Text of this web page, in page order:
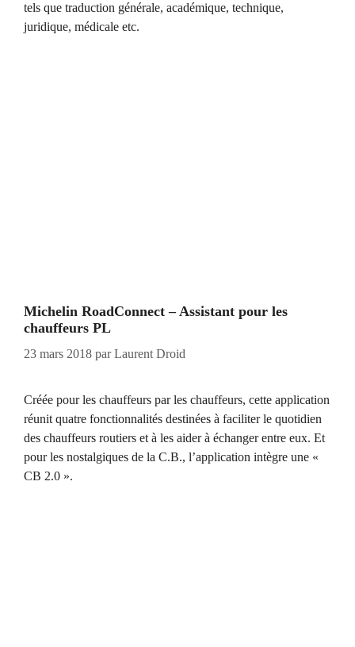
tels que traduction générale, académique, technique,
juridique, médicale etc.
Michelin RoadConnect – Assistant pour les
chauffeurs PL
23 mars 2018 parLaurent Droid
Créée pour les chauffeurs par les chauffeurs, cette application
réunit quatre fonctionnalités destinées à faciliter le quotidien
des chauffeurs routiers et à les aider à échanger entre eux. Et
pour les nostalgiques de la C.B., l’application intègre une «
CB 2.0 ».